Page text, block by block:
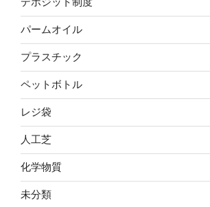
パームオイル
プラスチック
ペットボトル
レジ袋
人工芝
化学物質
未分類